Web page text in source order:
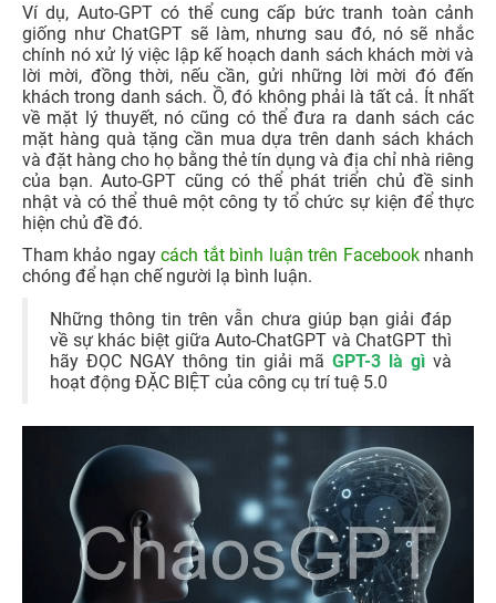
Ví dụ, Auto-GPT có thể cung cấp bức tranh toàn cảnh
giống như ChatGPT sẽ làm, nhưng sau đó, nó sẽ nhắc
chính nó xử lý việc lập kế hoạch danh sách khách mời và
lời mời, đồng thời, nếu cần, gửi những lời mời đó đến
khách trong danh sách. Ồ, đó không phải là tất cả. Ít nhất
về mặt lý thuyết, nó cũng có thể đưa ra danh sách các
mặt hàng quà tặng cần mua dựa trên danh sách khách
và đặt hàng cho họ bằng thẻ tín dụng và địa chỉ nhà riêng
của bạn. Auto-GPT cũng có thể phát triển chủ đề sinh
nhật và có thể thuê một công ty tổ chức sự kiện để thực
hiện chủ đề đó.
Tham khảo ngaycách tắt bình luận trên Facebooknhanh
chóng để hạn chế người lạ bình luận.
Những thông tin trên vẫn chưa giúp bạn giải đáp
về sự khác biệt giữa Auto-ChatGPT và ChatGPT thì
hãy ĐỌC NGAY thông tin giải mãGPT-3 là gì và
hoạt động ĐẶC BIỆT của công cụ trí tuệ 5.0